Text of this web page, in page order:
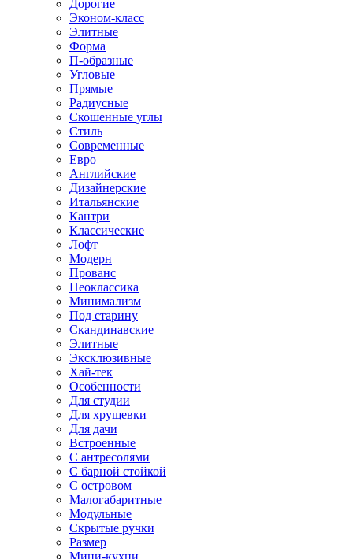
Дорогие
Эконом-класс
Элитные
Форма
П-образные
Угловые
Прямые
Радиусные
Скошенные углы
Стиль
Современные
Евро
Английские
Дизайнерские
Итальянские
Кантри
Классические
Лофт
Модерн
Прованс
Неоклассика
Минимализм
Под старину
Скандинавские
Элитные
Эксклюзивные
Хай-тек
Особенности
Для студии
Для хрущевки
Для дачи
Встроенные
С антресолями
С барной стойкой
С островом
Малогабаритные
Модульные
Скрытые ручки
Размер
Мини-кухни